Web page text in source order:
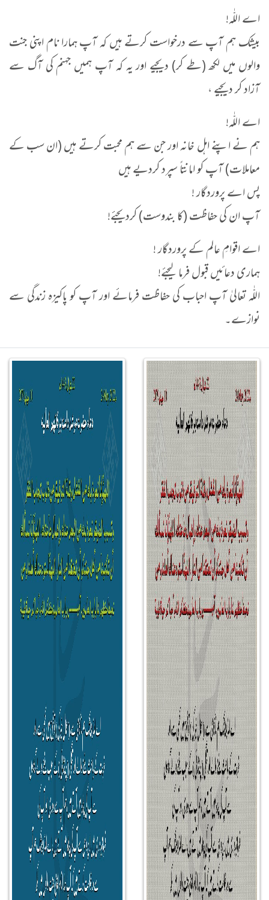
اے اللّٰہ!
بیشک ہم آپ سے درخواست کرتے ہیں کہ آپ ہمارا نام اپنی جنت
والوں میں لکھ (طے کر) دیجیے اور یہ کہ آپ ہمیں جہنم کی آگ سے
آزاد کر دیجیے ،
اے اللّٰہ!
ہم نے اپنے اہل خانہ اور جن سے ہم محبت کرتے ہیں (ان سب کے
معاملات) آپ کو امانتاً سپرد کردیے ہیں
پس اے پروردگار !
آپ ان کی حفاظت (کا بندوست) کردیجئے!
اے اقوامِ عالم کے پروردگار !
ہماری دعائیں قبول فرما لیجئے!
اللّٰہ تعالیٰ آپ احباب کی حفاظت فرمائے اور آپ کو پاکیزہ زندگی سے
نوازے۔